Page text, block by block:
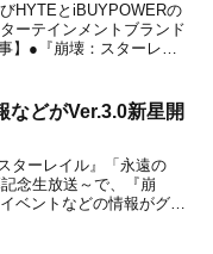
HYTEとiBUYPOWERの
ーテインメントブランド
】●『崩壊：スターレイ
などがVer.3.0新星開
ターレイル』「永遠の
念生放送～で、『崩
ベントなどの情報がグロ